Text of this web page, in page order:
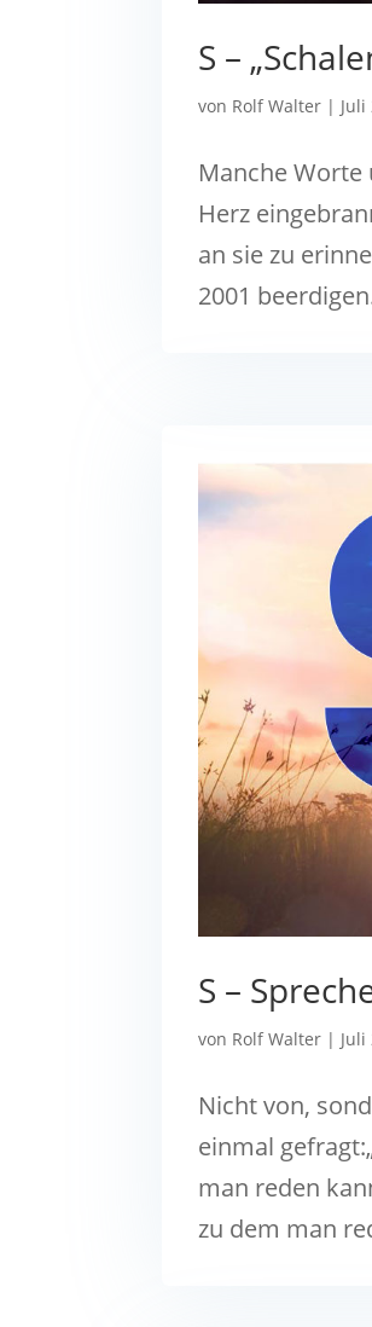
S –
von Rolf Walter | Juli
Manche Worte
Herz
an sie zu
2001
S –
von Rolf Walter | Juli
Nicht von,
einmal
man reden
zu dem man